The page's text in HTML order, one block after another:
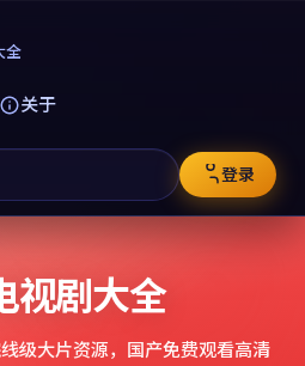
全
关于
登录
视剧大全
级大片资源， 国产免费观看高清